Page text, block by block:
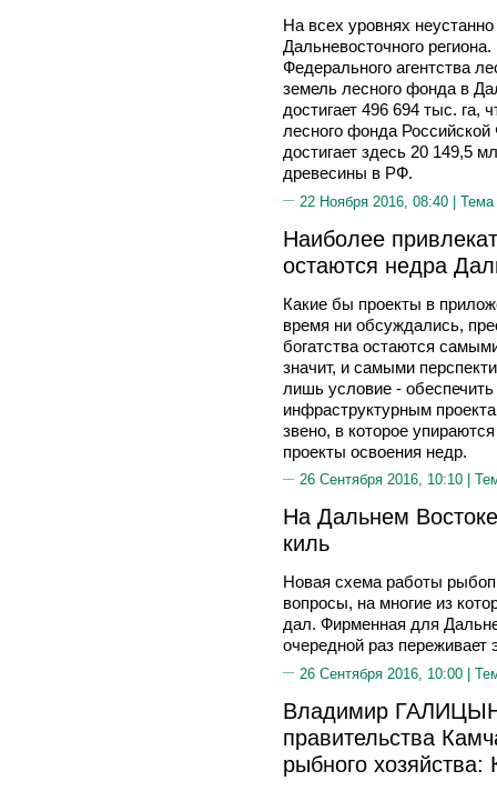
На всех уровнях
Дальневосточного
Федерального агентства
земель лесного фонда в
достигает 496 694 тыс. га,
лесного фонда
достигает здесь 20 149,5
древесины в РФ.
22 Ноября 2016, 08:40 | Тема
Наиболее
остаются недра
Какие бы проекты в
время ни обсуждались,
богатства остаются
значит, и самыми
лишь условие -
инфраструктурным
звено, в которое
проекты освоения недр.
26 Сентября 2016, 10:10 |
На Дальнем
киль
Новая схема работы
вопросы, на многие из
дал. Фирменная для
очередной раз переживает
26 Сентября 2016, 10:00 |
Владимир
правительства
рыбного хозяйства: